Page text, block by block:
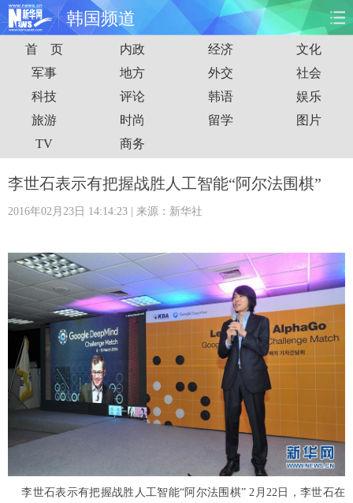
韩国频道
首页 时政 国际 财经
娱乐 体育 人事 教育
时尚 思客
港澳 台湾 华人 汽车
科技 能源
图片 视频
旅游 健康 信息化 数据
军事 无人机
富媒体 摄影 新华广播
新华电视中文 新华电视英文 返回PC
首 页 内政 经济
文化
军事
地方 外交
社会
科技
评论 韩语
娱乐
旅游
时尚 留学
图片
TV
商务
李世石表示有把握战胜人工智能“阿尔法围棋”
2016年02月23日 14:14:23 | 来源：新华社
李世石表示有把握战胜人工智能“阿尔法围棋” 2月22日，李世石在